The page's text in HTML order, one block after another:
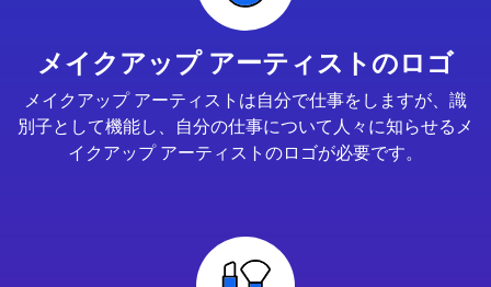
メイクアップ アーティストのロゴ
メイクアップ アーティストは自分で仕事をしますが、識
別子として機能し、自分の仕事について人々に知らせるメ
イクアップ アーティストのロゴが必要です。